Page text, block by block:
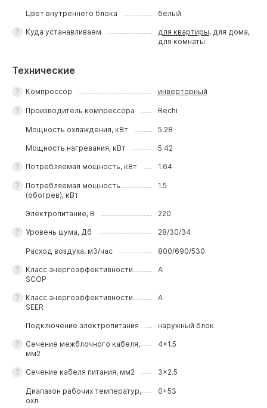
Цвет внутреннего блока белый
Куда устанавливаем для квартиры, для дома,
для комнаты
Технические
Компрессор инверторный
Производитель компрессора Rechi
Мощность охлаждения, кВт 5.28
Мощность нагревания, кВт 5.42
Потребляемая мощность, кВт 1.64
Потребляемая мощность
(обогрев), кВт
1.5
Электропитание, В 220
Уровень шума, Дб 28/30/34
Расход воздуха, м3/час 800/690/530
Класс энергоэффективности
SCOP
A
Класс энергоэффективности
SEER
A
Подключение электропитания наружный блок
Сечение межблочного кабеля,
мм2
4x1.5
Сечение кабеля питания, мм2 3x2.5
Диапазон рабочих температур,
охл.
0+53